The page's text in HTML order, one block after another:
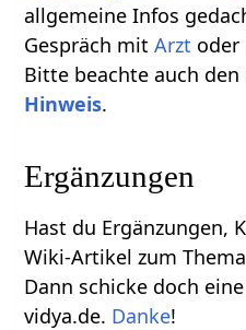
allgemeine Infos
Gespräch mitArzt oder
Bitte beachte auch den
Hinweis.
Ergänzungen
Hast du Ergänzungen,
Wiki-Artikel zum
Dann schicke doch
vidya.de. Danke!